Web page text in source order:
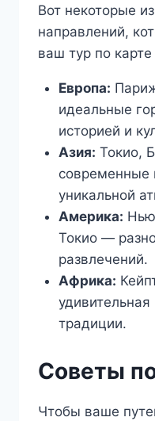
Вот некоторые
направлений,
ваш тур по
Европа:
идеальные
историей и
Азия: Токио,
современные
уникальной
Америка:
Токио —
развлечений.
Африка:
традиции.
Советы
Чтобы ваше